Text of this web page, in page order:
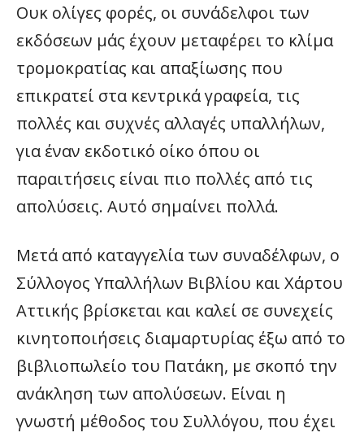
Ουκ ολίγες φορές, οι συνάδελφοι των
εκδόσεων μάς έχουν μεταφέρει το κλίμα
τρομοκρατίας και απαξίωσης που
επικρατεί στα κεντρικά γραφεία, τις
πολλές και συχνές αλλαγές υπαλλήλων,
για έναν εκδοτικό οίκο όπου οι
παραιτήσεις είναι πιο πολλές από τις
απολύσεις. Αυτό σημαίνει πολλά.
Μετά από καταγγελία των συναδέλφων, ο
Σύλλογος Υπαλλήλων Βιβλίου και Χάρτου
Αττικής βρίσκεται και καλεί σε συνεχείς
κινητοποιήσεις διαμαρτυρίας έξω από το
βιβλιοπωλείο του Πατάκη, με σκοπό την
ανάκληση των απολύσεων. Είναι η
γνωστή μέθοδος του Συλλόγου, που έχει